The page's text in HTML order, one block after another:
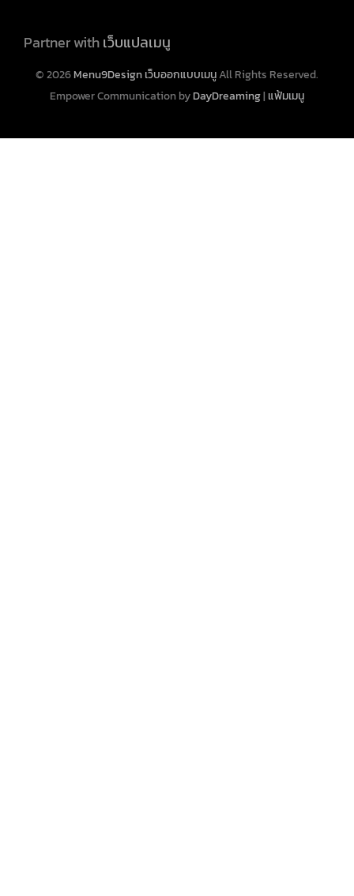
Partner withเว็บแปลเมนู
© 2026Menu9Design เว็บออกแบบเมนูAll Rights Reserved.
Empower Communication byDayDreaming| แฟ้มเมนู